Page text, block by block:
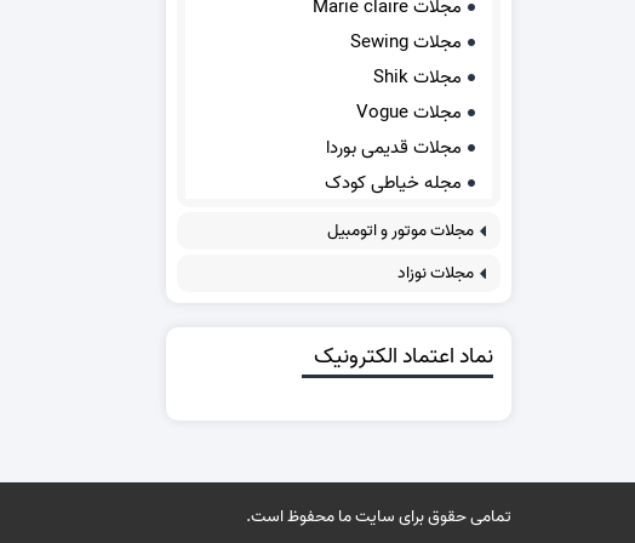
مجلات Marie claire
مجلات Sewing
مجلات Shik
مجلات Vogue
مجلات قدیمی بوردا
مجله خیاطی کودک
مجلات موتور و اتومبیل
مجلات نوزاد
نماد اعتماد الکترونیک
تمامی حقوق برای سایت ما محفوظ است.